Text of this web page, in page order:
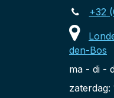
+32
den-Bos
ma - di -